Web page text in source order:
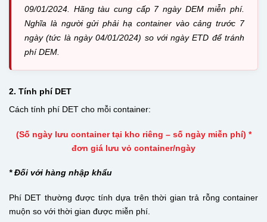
09/01/2024. Hãng tàu cung cấp 7 ngày DEM miễn phí.
Nghĩa là người gửi phải hạ container vào cảng trước 7
ngày (tức là ngày 04/01/2024) so với ngày ETD để tránh
phí DEM.
2. Tính phí DET
Cách tính phí DET cho mỗi container:
(Số ngày lưu container tại kho riêng – số ngày miễn phí) *
đơn giá lưu vỏ container/ngày
* Đối với hàng nhập khẩu
Phí DET thường được tính dựa trên thời gian trả rỗng container
muộn so với thời gian được miễn phí.